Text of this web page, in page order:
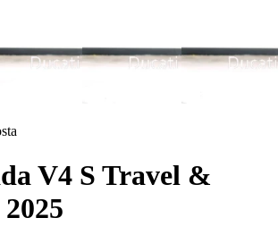
V4 S Travel &